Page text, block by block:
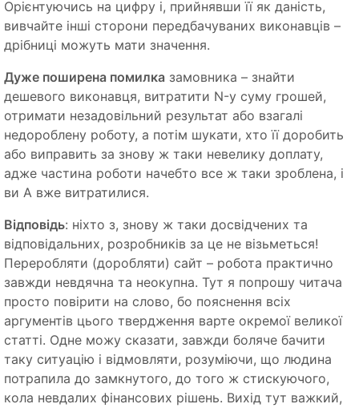
Орієнтуючись на цифру і, прийнявши її як даність,
вивчайте інші сторони передбачуваних виконавців –
дрібниці можуть мати значення.
Дуже поширена помилка замовника – знайти
дешевого виконавця, витратити N-у суму грошей,
отримати незадовільний результат або взагалі
недороблену роботу, а потім шукати, хто її доробить
або виправить за знову ж таки невелику доплату,
адже частина роботи начебто все ж таки зроблена, і
ви А вже витратилися.
Відповідь: ніхто з, знову ж таки досвідчених та
відповідальних, розробників за це не візьметься!
Переробляти (доробляти) сайт – робота практично
завжди невдячна та неокупна. Тут я попрошу читача
просто повірити на слово, бо пояснення всіх
аргументів цього твердження варте окремої великої
статті. Одне можу сказати, завжди боляче бачити
таку ситуацію і відмовляти, розуміючи, що людина
потрапила до замкнутого, до того ж стискуючого,
кола невдалих фінансових рішень. Вихід тут важкий,